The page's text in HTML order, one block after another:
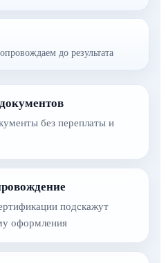
до результата
без переплаты и
подскажут
оформления